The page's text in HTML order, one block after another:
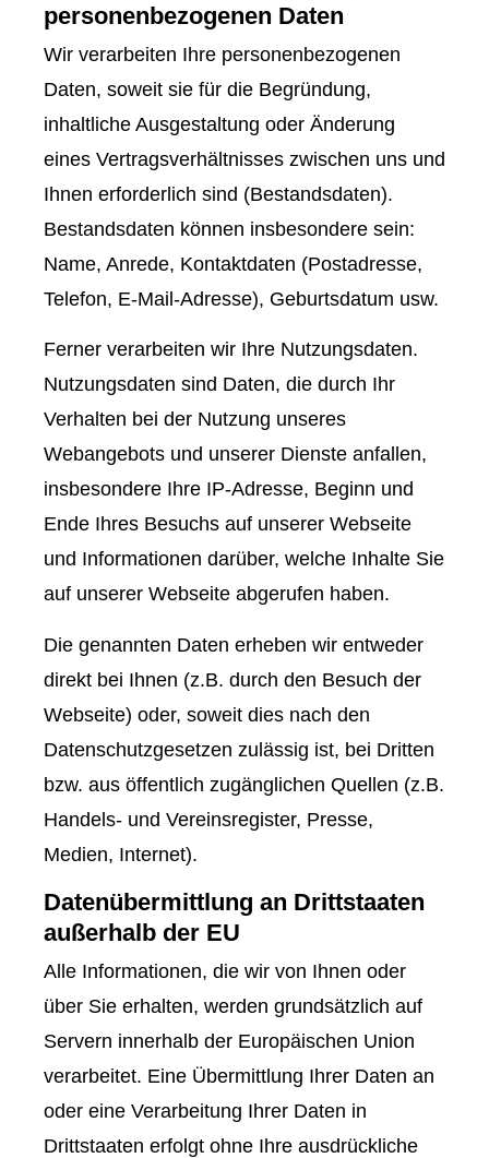
personenbezogenen Daten
Wir verarbeiten Ihre personenbezogenen
Daten, soweit sie für die Begründung,
inhaltliche Ausgestaltung oder Änderung
eines Vertragsverhältnisses zwischen uns und
Ihnen erforderlich sind (Bestandsdaten).
Bestandsdaten können insbesondere sein:
Name, Anrede, Kontaktdaten (Postadresse,
Telefon, E-Mail-Adresse), Geburts­datum usw.
Ferner verarbeiten wir Ihre Nutzungsdaten.
Nutzungsdaten sind Daten, die durch Ihr
Verhalten bei der Nutzung unseres
Webangebots und unserer Dienste anfallen,
insbesondere Ihre IP-Adresse, Beginn und
Ende Ihres Besuchs auf unserer Webseite
und Informationen darüber, welche Inhalte Sie
auf unserer Webseite abgerufen haben.
Die genannten Daten erheben wir entweder
direkt bei Ihnen (z.B. durch den Besuch der
Webseite) oder, soweit dies nach den
Datenschutzgesetzen zulässig ist, bei Dritten
bzw. aus öffentlich zugänglichen Quellen (z.B.
Handels- und Vereinsregister, Presse,
Medien, Internet).
Datenübermittlung an Drittstaaten
außerhalb der EU
Alle Informationen, die wir von Ihnen oder
über Sie erhalten, werden grundsätzlich auf
Servern innerhalb der Europäischen Union
verarbeitet. Eine Übermittlung Ihrer Daten an
oder eine Verarbeitung Ihrer Daten in
Drittstaaten erfolgt ohne Ihre ausdrückliche